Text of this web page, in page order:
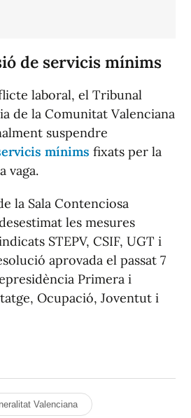
de servicis mínims
laboral, el Tribunal
de la Comunitat Valenciana
suspendre
mínims fixats per la
vaga.
la Sala Contenciosa
les mesures
STEPV, CSIF, UGT i
aprovada el passat 7
Primera i
Ocupació, Joventut i
Valenciana